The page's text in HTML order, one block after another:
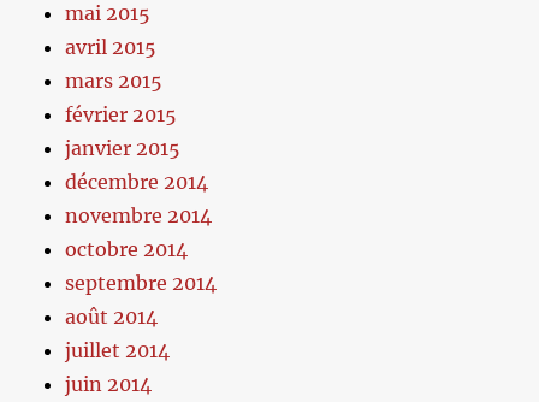
mai 2015
avril 2015
mars 2015
février 2015
janvier 2015
décembre 2014
novembre 2014
octobre 2014
septembre 2014
août 2014
juillet 2014
juin 2014